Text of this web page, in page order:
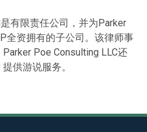
有限责任公司，并为Parker
全资拥有的子公司。该律师事
Poe Consulting LLC还
供游说服务。